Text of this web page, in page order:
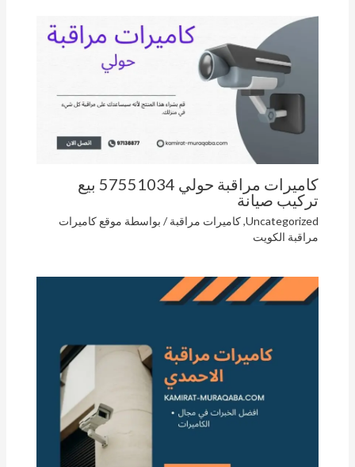
كاميرات مراقبة حولي 57551034 بيع
تركيب صيانة
Uncategorized
,كاميرات مراقبة / بواسطة موقع كاميرات
مراقبة الكويت